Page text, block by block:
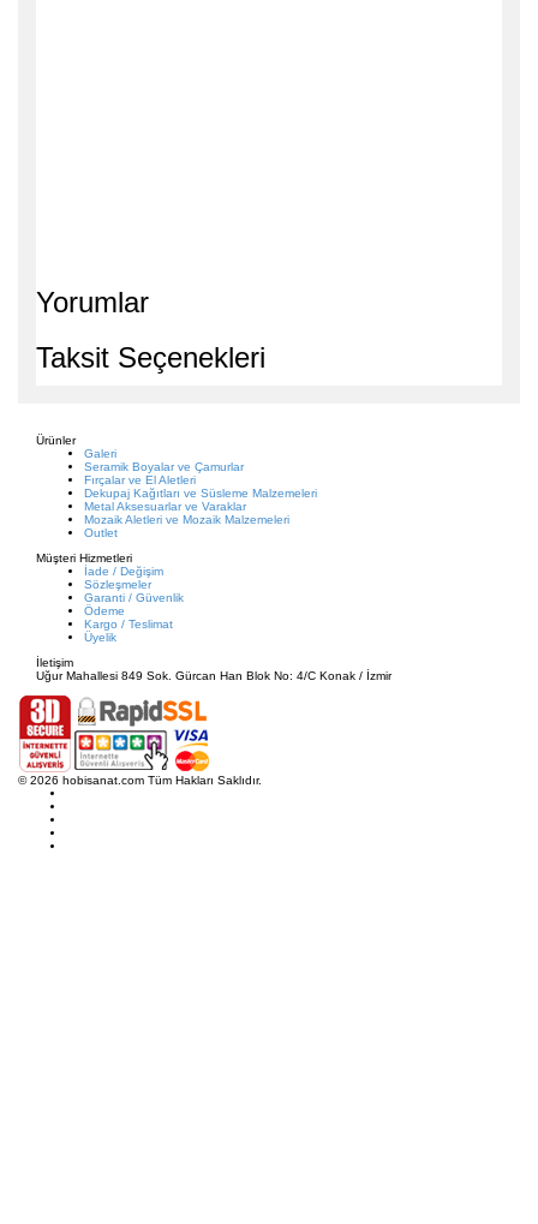
Yorumlar
Taksit Seçenekleri
Ürünler
Galeri
Seramik Boyalar ve Çamurlar
Fırçalar ve El Aletleri
Dekupaj Kağıtları ve Süsleme Malzemeleri
Metal Aksesuarlar ve Varaklar
Mozaik Aletleri ve Mozaik Malzemeleri
Outlet
Müşteri Hizmetleri
İade / Değişim
Sözleşmeler
Garanti / Güvenlik
Ödeme
Kargo / Teslimat
Üyelik
İletişim
Uğur Mahallesi 849 Sok. Gürcan Han Blok No: 4/C Konak / İzmir
© 2026 hobisanat.com Tüm Hakları Saklıdır.